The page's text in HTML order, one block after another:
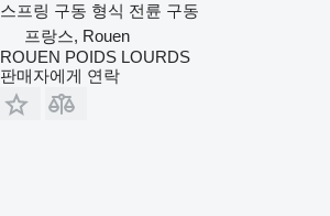
스프링 구동 형식 전륜 구동
프랑스, Rouen
ROUEN POIDS LOURDS
판매자에게 연락